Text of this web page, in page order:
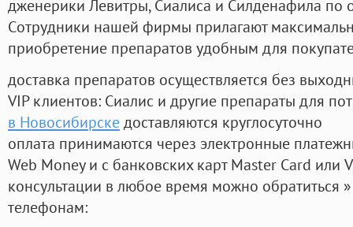
дженерики Левитры, Сиалиса и Силденафила по
Cотрудники нашей фирмы прилагают
приобретение препаратов удобным для
доставка препаратов осуществляется без
VIP клиентов: Сиалис и другие препараты для
в Новосибирскедоставляются круглосуточно
оплата принимаются через электронные
Web Money и с банковских карт Master Card или
консультации в любое время можно обратиться
телефонам: